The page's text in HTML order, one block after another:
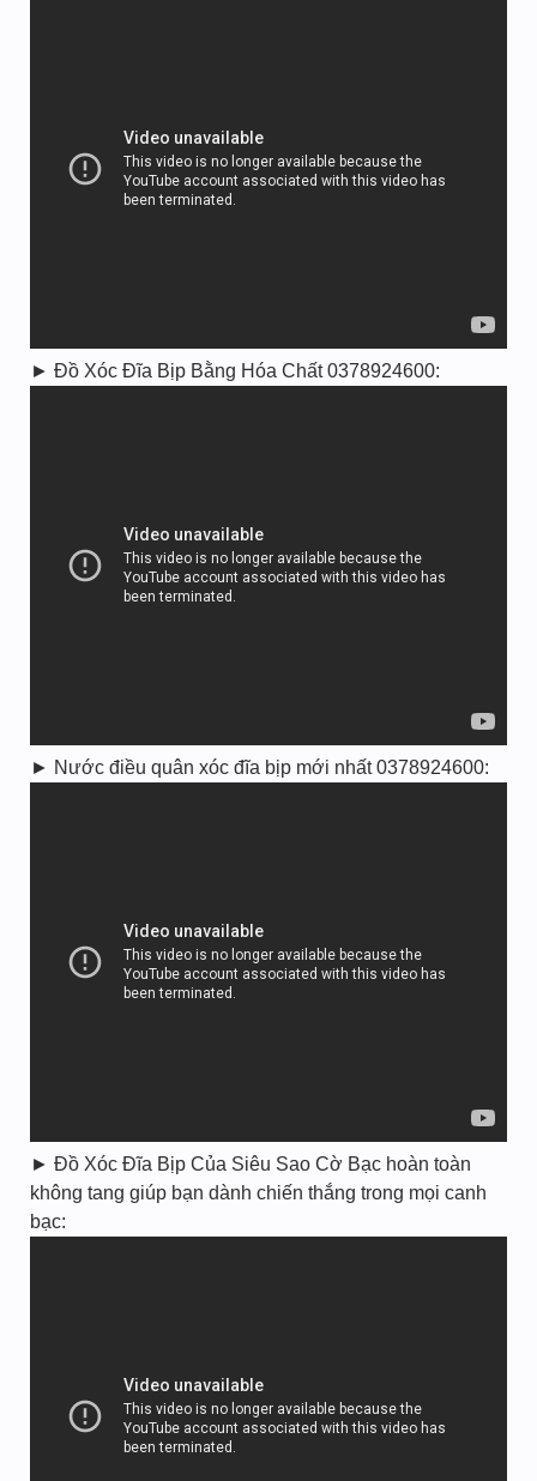
► Đồ Xóc Đĩa Bịp Bằng Hóa Chất 0378924600:
► Nước điều quân xóc đĩa bịp mới nhất 0378924600:
► Đồ Xóc Đĩa Bịp Của Siêu Sao Cờ Bạc hoàn toàn
không tang giúp bạn dành chiến thắng trong mọi canh
bạc: